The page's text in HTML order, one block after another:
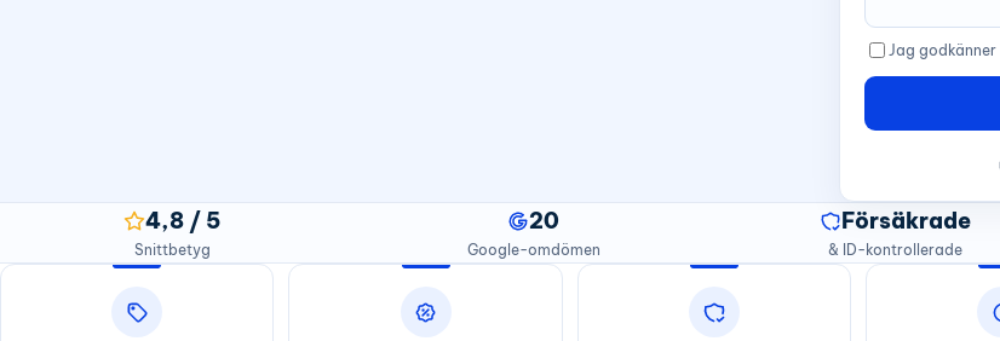
Jag godkänner
4,8 / 5
Snittbetyg
20
Google-omdömen
Försäkrade
& ID-kontrollerade